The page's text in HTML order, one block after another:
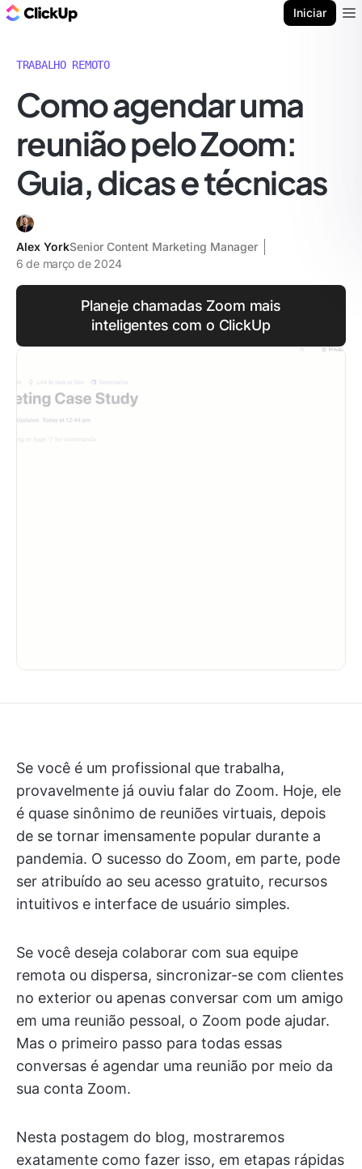
Iniciar
TRABALHO REMOTO
Como agendar uma
reunião pelo Zoom:
Guia, dicas e técnicas
Alex YorkSenior Content Marketing Manager
6 de março de 2024
Planeje chamadas Zoom mais
inteligentes com o ClickUp
Se você é um profissional que trabalha,
provavelmente já ouviu falar do Zoom. Hoje, ele
é quase sinônimo de reuniões virtuais, depois
de se tornar imensamente popular durante a
pandemia. O sucesso do Zoom, em parte, pode
ser atribuído ao seu acesso gratuito, recursos
intuitivos e interface de usuário simples.
Se você deseja colaborar com sua equipe
remota ou dispersa, sincronizar-se com clientes
no exterior ou apenas conversar com um amigo
em uma reunião pessoal, o Zoom pode ajudar.
Mas o primeiro passo para todas essas
conversas é agendar uma reunião por meio da
sua conta Zoom.
Nesta postagem do blog, mostraremos
exatamente como fazer isso, em etapas rápidas